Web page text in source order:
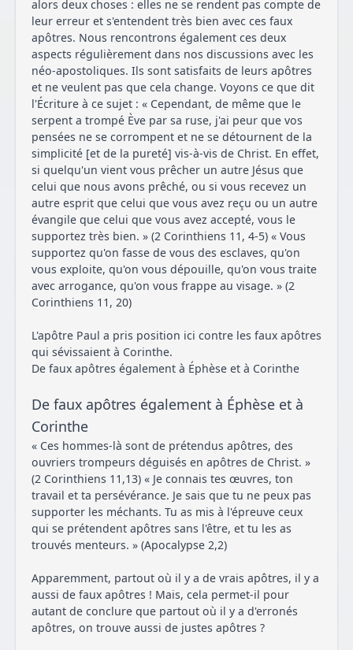
alors deux choses : elles ne se rendent pas compte de
leur erreur et s'entendent très bien avec ces faux
apôtres. Nous rencontrons également ces deux
aspects régulièrement dans nos discussions avec les
néo-apostoliques. Ils sont satisfaits de leurs apôtres
et ne veulent pas que cela change. Voyons ce que dit
l'Écriture à ce sujet : « Cependant, de même que le
serpent a trompé Ève par sa ruse, j'ai peur que vos
pensées ne se corrompent et ne se détournent de la
simplicité [et de la pureté] vis-à-vis de Christ. En effet,
si quelqu'un vient vous prêcher un autre Jésus que
celui que nous avons prêché, ou si vous recevez un
autre esprit que celui que vous avez reçu ou un autre
évangile que celui que vous avez accepté, vous le
supportez très bien. » (2 Corinthiens 11, 4-5) « Vous
supportez qu'on fasse de vous des esclaves, qu'on
vous exploite, qu'on vous dépouille, qu'on vous traite
avec arrogance, qu'on vous frappe au visage. » (2
Corinthiens 11, 20)
L'apôtre Paul a pris position ici contre les faux apôtres
qui sévissaient à Corinthe.
De faux apôtres également à Éphèse et à Corinthe
De faux apôtres également à Éphèse et à
Corinthe
« Ces hommes-là sont de prétendus apôtres, des
ouvriers trompeurs déguisés en apôtres de Christ. »
(2 Corinthiens 11,13) « Je connais tes œuvres, ton
travail et ta persévérance. Je sais que tu ne peux pas
supporter les méchants. Tu as mis à l'épreuve ceux
qui se prétendent apôtres sans l'être, et tu les as
trouvés menteurs. » (Apocalypse 2,2)
Apparemment, partout où il y a de vrais apôtres, il y a
aussi de faux apôtres ! Mais, cela permet-il pour
autant de conclure que partout où il y a d'erronés
apôtres, on trouve aussi de justes apôtres ?